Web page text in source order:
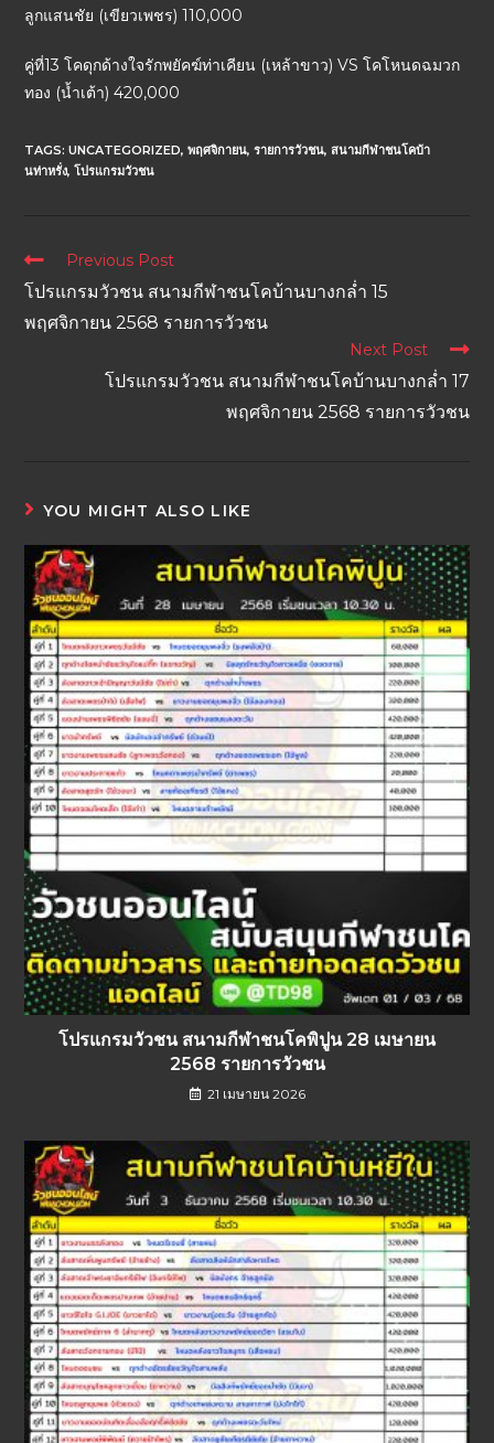
ลูกแสนชัย (เขียวเพชร) 110,000
คู่ที่13 โคดุกด้างใจรักพยัคฆ์ท่าเคียน (เหล้าขาว) VS โคโหนดฉมวก
ทอง (น้ำเต้า) 420,000
TAGS:UNCATEGORIZED, พฤศจิกายน, รายการวัวชน, สนามกีฬาชนโคบ้า
นท่าหรั่ง, โปรแกรมวัวชน
Previous Post
โปรแกรมวัวชน สนามกีฬาชนโคบ้านบางกล่ำ 15
พฤศจิกายน 2568 รายการวัวชน
Next Post
โปรแกรมวัวชน สนามกีฬาชนโคบ้านบางกล่ำ 17
พฤศจิกายน 2568 รายการวัวชน
YOU MIGHT ALSO LIKE
โปรแกรมวัวชน สนามกีฬาชนโคพิปูน 28 เมษายน
2568 รายการวัวชน
21 เมษายน 2026